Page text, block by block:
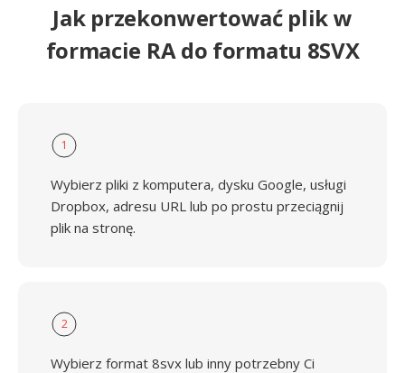
Jak przekonwertować plik w
formacie RA do formatu 8SVX
1
Wybierz pliki z komputera, dysku Google, usługi
Dropbox, adresu URL lub po prostu przeciągnij
plik na stronę.
2
Wybierz format 8svx lub inny potrzebny Ci